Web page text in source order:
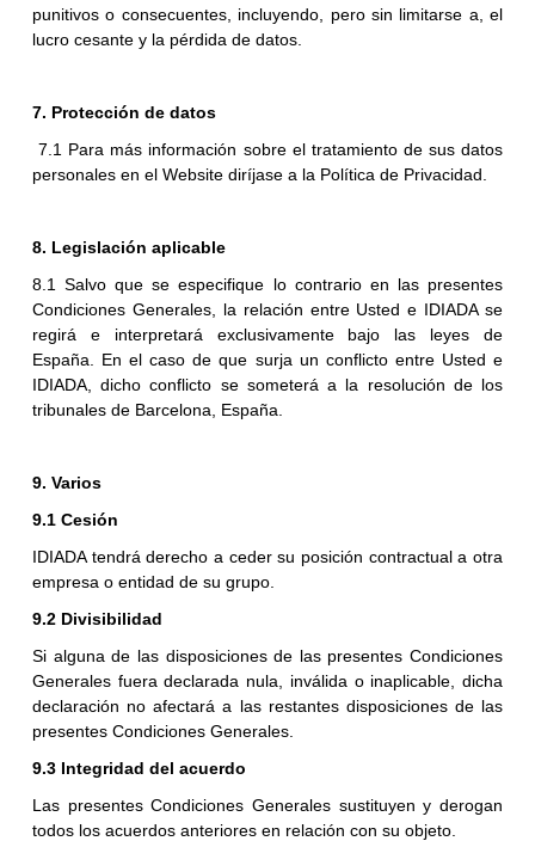
punitivos o consecuentes, incluyendo, pero sin limitarse a, el
lucro cesante y la pérdida de datos.
7. Protección de datos
7.1 Para más información sobre el tratamiento de sus datos
personales en el Website diríjase a la Política de Privacidad.
8. Legislación aplicable
8.1 Salvo que se especifique lo contrario en las presentes
Condiciones Generales, la relación entre Usted e IDIADA se
regirá e interpretará exclusivamente bajo las leyes de
España. En el caso de que surja un conflicto entre Usted e
IDIADA, dicho conflicto se someterá a la resolución de los
tribunales de Barcelona, España.
9. Varios
9.1 Cesión
IDIADA tendrá derecho a ceder su posición contractual a otra
empresa o entidad de su grupo.
9.2 Divisibilidad
Si alguna de las disposiciones de las presentes Condiciones
Generales fuera declarada nula, inválida o inaplicable, dicha
declaración no afectará a las restantes disposiciones de las
presentes Condiciones Generales.
9.3 Integridad del acuerdo
Las presentes Condiciones Generales sustituyen y derogan
todos los acuerdos anteriores en relación con su objeto.